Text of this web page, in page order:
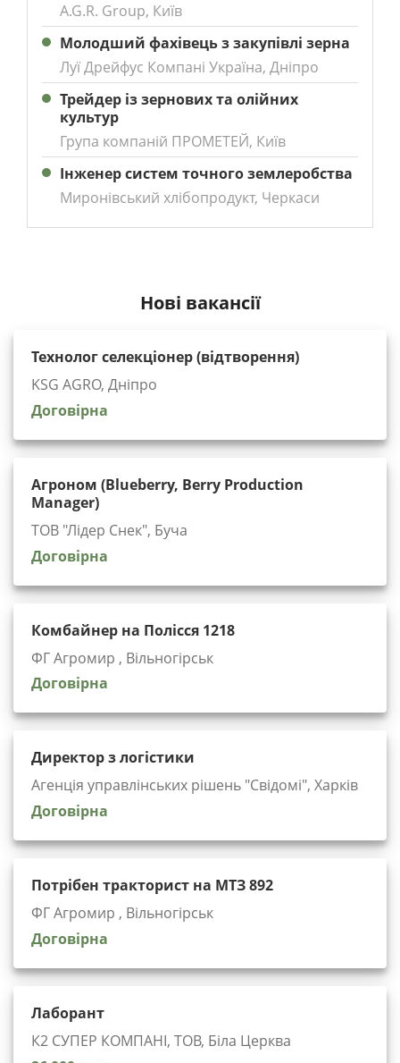
A.G.R. Group, Київ
Молодший фахівець з закупівлі зерна
Луї Дрейфус Компані Україна, Дніпро
Трейдер із зернових та олійних
культур
Група компаній ПРОМЕТЕЙ, Київ
Інженер систем точного землеробства
Миронівський хлібопродукт, Черкаси
Нові вакансії
Технолог селекціонер (відтворення)
KSG AGRO, Дніпро
Договірна
Агроном (Blueberry, Berry Production
Manager)
ТОВ "Лідер Снек", Буча
Договірна
Комбайнер на Полісся 1218
ФГ Агромир , Вільногірськ
Договірна
Директор з логістики
Агенція управлінських рішень "Cвідомі", Харків
Договірна
Потрібен тракторист на МТЗ 892
ФГ Агромир , Вільногірськ
Договірна
Лаборант
К2 СУПЕР КОМПАНІ, ТОВ, Біла Церква